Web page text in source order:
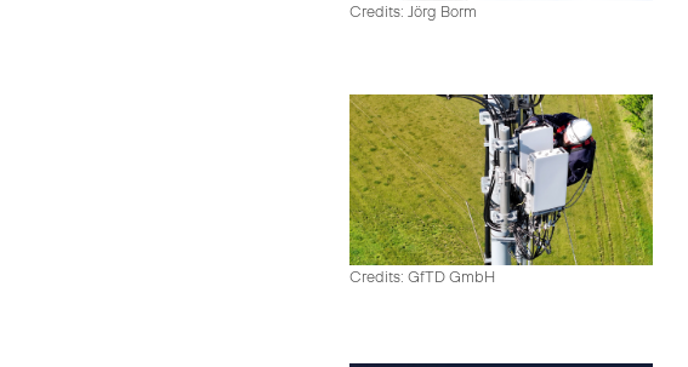
Credits: Jörg Borm
Credits: GfTD GmbH